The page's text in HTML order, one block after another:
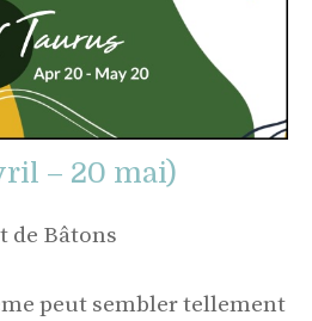
– 20 mai)
de Bâtons
peut sembler tellement